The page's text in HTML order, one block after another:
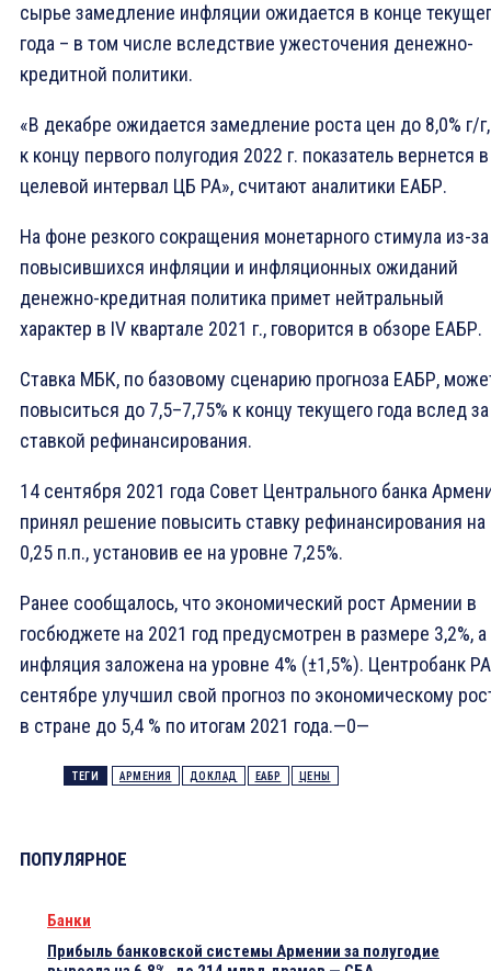
сырье замедление инфляции ожидается в конце
года – в том числе вследствие ужесточения денежно-
кредитной политики.
«В декабре ожидается замедление роста цен до 8,0% г/
к концу первого полугодия 2022 г. показатель вернется в
целевой интервал ЦБ РА», считают аналитики ЕАБР.
На фоне резкого сокращения монетарного стимула из-за
повысившихся инфляции и инфляционных ожиданий
денежно-кредитная политика примет нейтральный
характер в IV квартале 2021 г., говорится в обзоре ЕАБР.
Ставка МБК, по базовому сценарию прогноза ЕАБР,
повыситься до 7,5–7,75% к концу текущего года вслед за
ставкой рефинансирования.
14 сентября 2021 года Совет Центрального банка
принял решение повысить ставку рефинансирования на
0,25 п.п., установив ее на уровне 7,25%.
Ранее сообщалось, что экономический рост Армении в
госбюджете на 2021 год предусмотрен в размере 3,2%, а
инфляция заложена на уровне 4% (±1,5%). Центробанк
сентябре улучшил свой прогноз по экономическому
в стране до 5,4 % по итогам 2021 года.—0—
ТЕГИ АРМЕНИЯ ДОКЛАД ЕАБР ЦЕНЫ
ПОПУЛЯРНОЕ
Банки
Прибыль банковской системы Армении за полугодие